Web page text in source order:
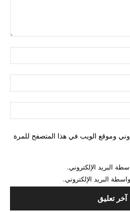
وموقع الويب في هذا المتصفح للمرة
البريد الإلكتروني.
البريد الإلكتروني.